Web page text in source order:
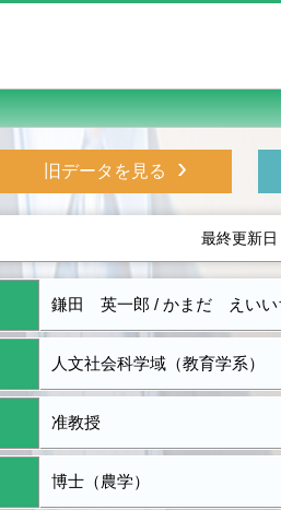
旧データを見る ›
最終更新
鎌田 英一郎 / かまだ えいい
人文社会科学域（教育学系）
准教授
博士（農学）